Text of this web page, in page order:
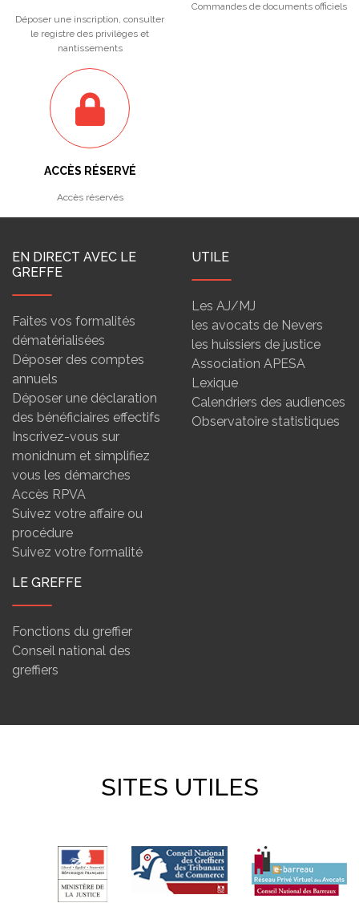
Déposer une inscription, consulter
le registre des privilèges et
nantissements
Commandes de documents officiels
ACCÈS RÉSERVÉ
Accès réservés
EN DIRECT AVEC LE
GREFFE
Faites vos formalités
dématérialisées
Déposer des comptes
annuels
Déposer une déclaration
des bénéficiaires effectifs
Inscrivez-vous sur
monidnum et simplifiez
vous les démarches
Accès RPVA
Suivez votre affaire ou
procédure
Suivez votre formalité
UTILE
Les AJ/MJ
les avocats de Nevers
les huissiers de justice
Association APESA
Lexique
Calendriers des audiences
Observatoire statistiques
LE GREFFE
Fonctions du greffier
Conseil national des
greffiers
SITES UTILES